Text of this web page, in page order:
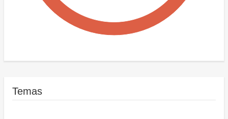
(Historic)Economic management
Temas